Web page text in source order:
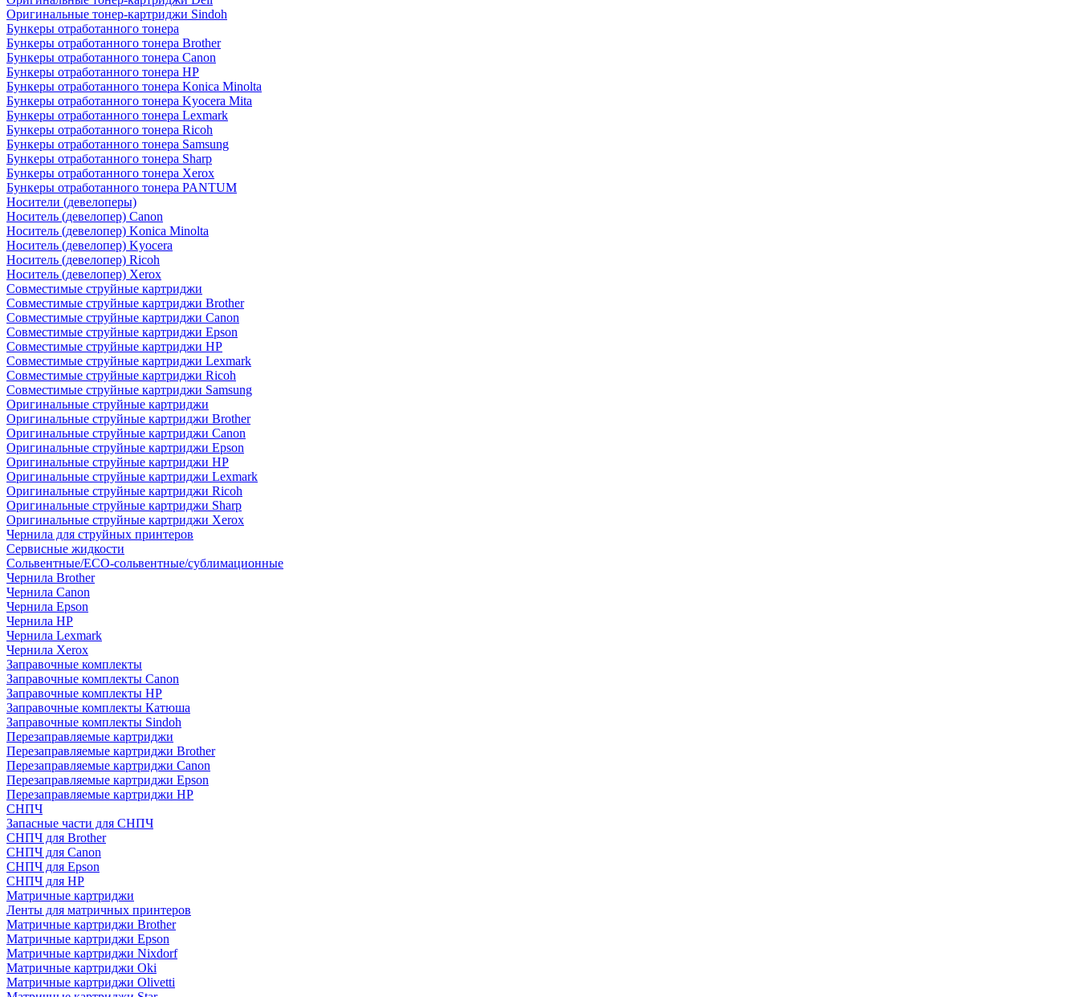
Оригинальные тонер-картриджи Sindoh
Бункеры отработанного тонера
Бункеры отработанного тонера Brother
Бункеры отработанного тонера Canon
Бункеры отработанного тонера HP
Бункеры отработанного тонера Konica Minolta
Бункеры отработанного тонера Kyocera Mita
Бункеры отработанного тонера Lexmark
Бункеры отработанного тонера Ricoh
Бункеры отработанного тонера Samsung
Бункеры отработанного тонера Sharp
Бункеры отработанного тонера Xerox
Бункеры отработанного тонера PANTUM
Носители (девелоперы)
Носитель (девелопер) Canon
Носитель (девелопер) Konica Minolta
Носитель (девелопер) Kyocera
Носитель (девелопер) Ricoh
Носитель (девелопер) Xerox
Совместимые струйные картриджи
Совместимые струйные картриджи Brother
Совместимые струйные картриджи Canon
Совместимые струйные картриджи Epson
Совместимые струйные картриджи HP
Совместимые струйные картриджи Lexmark
Совместимые струйные картриджи Ricoh
Совместимые струйные картриджи Samsung
Оригинальные струйные картриджи
Оригинальные струйные картриджи Brother
Оригинальные струйные картриджи Canon
Оригинальные струйные картриджи Epson
Оригинальные струйные картриджи HP
Оригинальные струйные картриджи Lexmark
Оригинальные струйные картриджи Ricoh
Оригинальные струйные картриджи Sharp
Оригинальные струйные картриджи Xerox
Чернила для струйных принтеров
Сервисные жидкости
Сольвентные/ECO-сольвентные/сублимационные
Чернила Brother
Чернила Canon
Чернила Epson
Чернила HP
Чернила Lexmark
Чернила Xerox
Заправочные комплекты
Заправочные комплекты Canon
Заправочные комплекты HP
Заправочные комплекты Катюша
Заправочные комплекты Sindoh
Перезаправляемые картриджи
Перезаправляемые картриджи Brother
Перезаправляемые картриджи Canon
Перезаправляемые картриджи Epson
Перезаправляемые картриджи HP
СНПЧ
Запасные части для СНПЧ
СНПЧ для Brother
СНПЧ для Canon
СНПЧ для Epson
СНПЧ для HP
Матричные картриджи
Ленты для матричных принтеров
Матричные картриджи Brother
Матричные картриджи Epson
Матричные картриджи Nixdorf
Матричные картриджи Oki
Матричные картриджи Olivetti